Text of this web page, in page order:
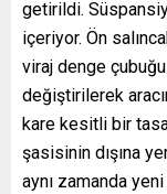
getirildi.
içeriyor. Ön
viraj denge
değiştirilerek
kare kesitli bir
şasisinin dışına
aynı zamanda